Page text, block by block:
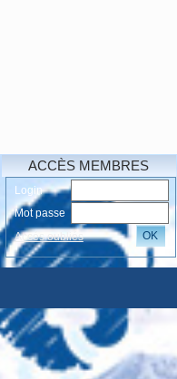
ACCÈS MEMBRES
Login
Mot passe
Accés oubliés
OK